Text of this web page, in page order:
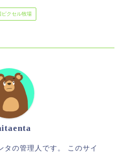
クセル牧場
タの管理人です。 このサイ